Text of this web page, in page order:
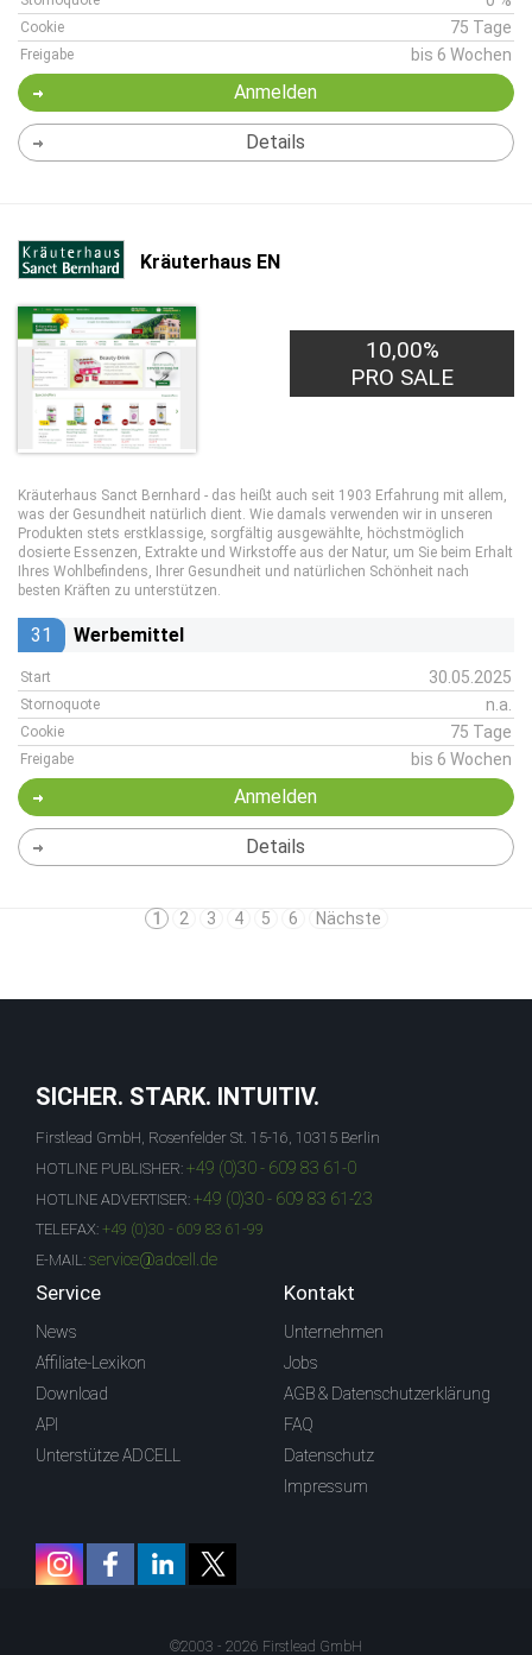
Cookie 75 Tage
Freigabe bis 6 Wochen
Anmelden
Details
Kräuterhaus EN
10,00%
PRO SALE
Kräuterhaus Sanct Bernhard - das heißt auch seit 1903 Erfahrung mit allem,
was der Gesundheit natürlich dient. Wie damals verwenden wir in unseren
Produkten stets erstklassige, sorgfältig ausgewählte, höchstmöglich
dosierte Essenzen, Extrakte und Wirkstoffe aus der Natur, um Sie beim Erhalt
Ihres Wohlbefindens, Ihrer Gesundheit und natürlichen Schönheit nach
besten Kräften zu unterstützen.
31 Werbemittel
Start 30.05.2025
Stornoquote n.a.
Cookie 75 Tage
Freigabe bis 6 Wochen
Anmelden
Details
1 2 3 4 5 6 Nächste
SICHER. STARK. INTUITIV.
Firstlead GmbH, Rosenfelder St. 15-16, 10315 Berlin
HOTLINE PUBLISHER: +49 (0)30 - 609 83 61-0
HOTLINE ADVERTISER: +49 (0)30 - 609 83 61-23
TELEFAX: +49 (0)30 - 609 83 61-99
E-MAIL: service@adcell.de
Service
News
Affiliate-Lexikon
Download
API
Unterstütze ADCELL
Kontakt
Unternehmen
Jobs
AGB & Datenschutzerklärung
FAQ
Datenschutz
Impressum
©2003 - 2026 Firstlead GmbH